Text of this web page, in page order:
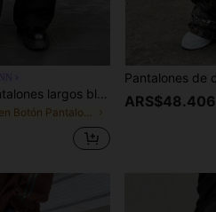
SLATEMANN Pantalones largos blancos para hombre, pantalones de vestir casuales holgados y versátiles con pliegues
en Botón Pantalones de hombre
ARS$48.406